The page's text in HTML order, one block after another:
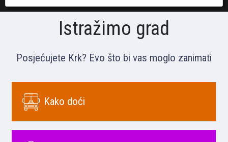
Istražimo grad
Posjećujete Krk? Evo što bi vas moglo zanimati
Kako doći